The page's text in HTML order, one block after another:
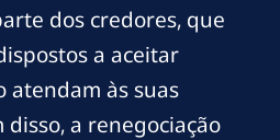
dos credores, que
a aceitar
atendam às suas
disso, a renegociação